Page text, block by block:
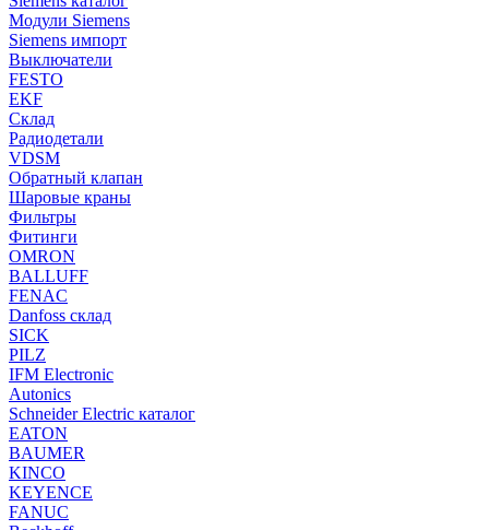
Модули Siemens
Siemens импорт
Выключатели
FESTO
EKF
Склад
Радиодетали
VDSM
Обратный клапан
Шаровые краны
Фильтры
Фитинги
OMRON
BALLUFF
FENAC
Danfoss склад
SICK
PILZ
IFM Electronic
Autonics
Schneider Electric каталог
EATON
BAUMER
KINCO
KEYENCE
FANUC